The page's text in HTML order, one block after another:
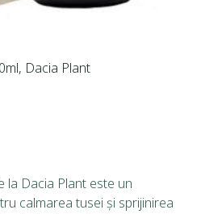
Dacia Plant
la Dacia Plant este un
calmarea tusei și sprijinirea